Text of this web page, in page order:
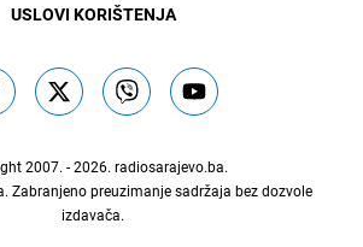
USLOVI KORIŠTENJA
2007. - 2026. radiosarajevo.ba.
Zabranjeno preuzimanje sadržaja bez dozvole
izdavača.